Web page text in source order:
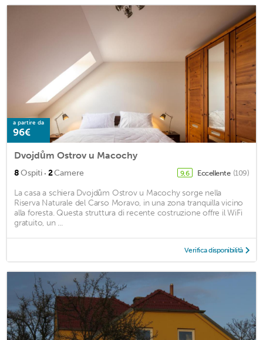
a partire da
96€
Dvojdům Ostrov u Macochy
8Ospiti · 2Camere 9,6 Eccellente (109)
La casa a schiera Dvojdům Ostrov u Macochy sorge nella
Riserva Naturale del Carso Moravo, in una zona tranquilla vicino
alla foresta. Questa struttura di recente costruzione offre il WiFi
gratuito, un ...
Verifica disponibilità